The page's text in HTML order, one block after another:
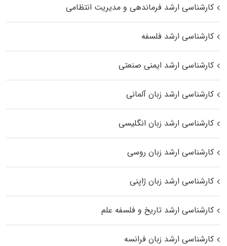
کارشناسی ارشد فرماندهی و مدیریت انتظامی
کارشناسی ارشد فلسفه
کارشناسی ارشد ایمنی صنعتی
کارشناسی ارشد زبان آلمانی
کارشناسی ارشد زبان انگلیسی
کارشناسی ارشد زبان روسی
کارشناسی ارشد زبان ژاپنی
کارشناسی ارشد تاریخ و فلسفه علم
کارشناسی ارشد زبان فرانسه